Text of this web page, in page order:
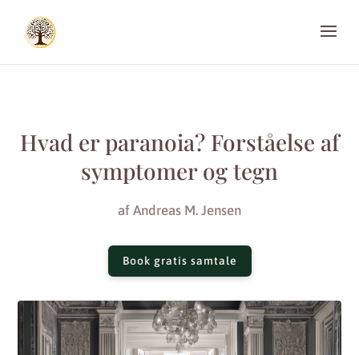
Hvad er paranoia? Forståelse af
symptomer og tegn
af Andreas M. Jensen
Book gratis samtale